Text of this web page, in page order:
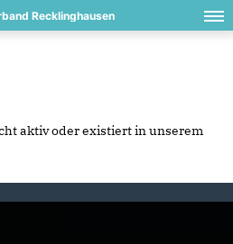
Recklinghausen
aktiv oder existiert in unserem